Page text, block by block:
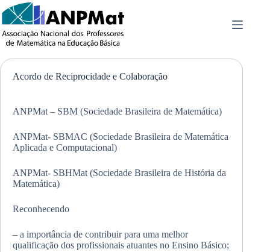
Pular
para
o
conteúdo
Acordo de Reciprocidade e Colaboração
ANPMat – SBM (Sociedade Brasileira de Matemática)
ANPMat- SBMAC (Sociedade Brasileira de Matemática
Aplicada e Computacional)
ANPMat- SBHMat (Sociedade Brasileira de História da
Matemática)
Reconhecendo
– a importância de contribuir para uma melhor
qualificação dos profissionais atuantes no Ensino Básico;